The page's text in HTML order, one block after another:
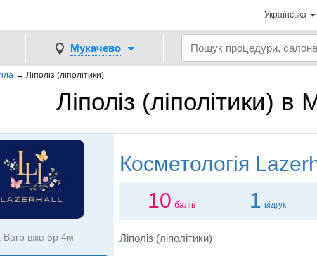
Українська
Мукачево
→ Ліполіз (ліполітики)
Ліполіз (ліполітики) в
Barb вже 5р 4м
Косметологія
10 балів 1 відгук
Ліполіз (ліполітики)